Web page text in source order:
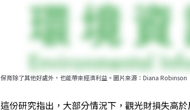
保育除了其他好處外，也能帶來經濟利益。圖片來源：Diana Robinson
這份研究指出，大部分情況下，觀光財損失高